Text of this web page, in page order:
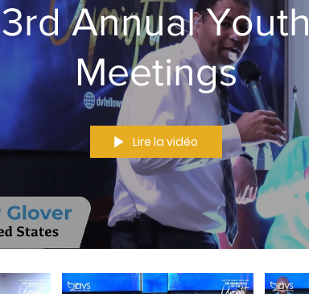
3rd Annual Youth
Meetings
Lire la vidéo